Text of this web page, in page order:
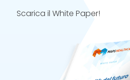
Scarica il White Paper!